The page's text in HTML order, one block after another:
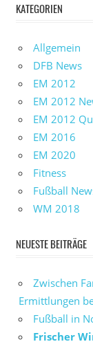
Beiträge
KATEGORIEN
Allgemein
DFB News
EM 2012
EM 2012
EM 2012
EM 2016
EM 2020
Fitness
Fußball
WM 2018
NEUESTE BEITRÄGE
Zwischen
Ermittlungen
Fußball in
Frischer